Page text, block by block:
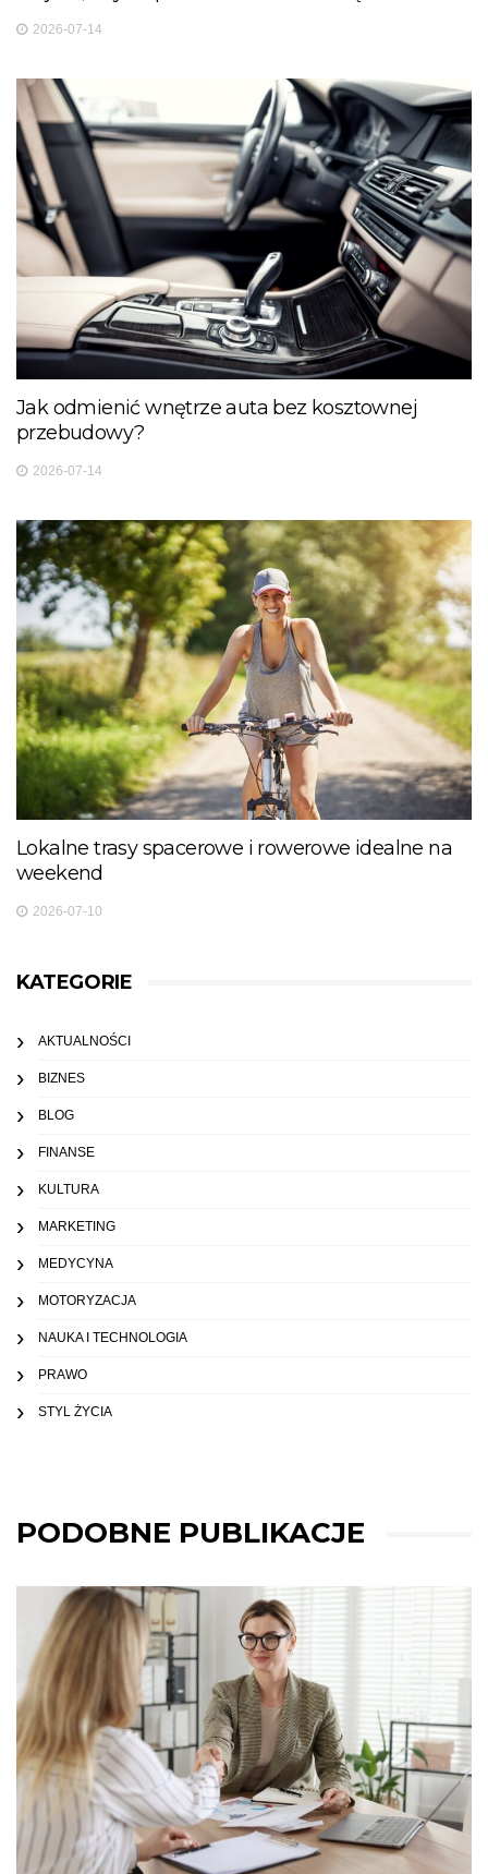
2026-07-14
Jak odmienić wnętrze auta bez kosztownej
przebudowy?
2026-07-14
Lokalne trasy spacerowe i rowerowe idealne na
weekend
2026-07-10
KATEGORIE
AKTUALNOŚCI
BIZNES
BLOG
FINANSE
KULTURA
MARKETING
MEDYCYNA
MOTORYZACJA
NAUKA I TECHNOLOGIA
PRAWO
STYL ŻYCIA
PODOBNE PUBLIKACJE